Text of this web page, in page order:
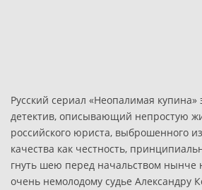
Русский сериал «Неопалимая
детектив, описывающий непростую
российского юриста, выброшенного
качества как честность,
гнуть шею перед начальством нынче
очень немолодому судье Александру